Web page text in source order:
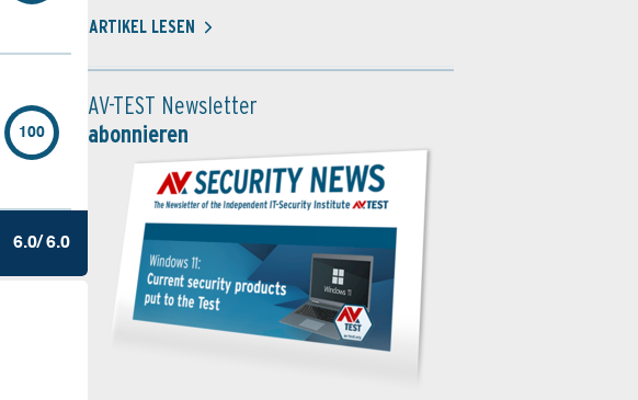
100
6.0/ 6.0
ARTIKEL LESEN
AV-TEST Newsletter
abonnieren